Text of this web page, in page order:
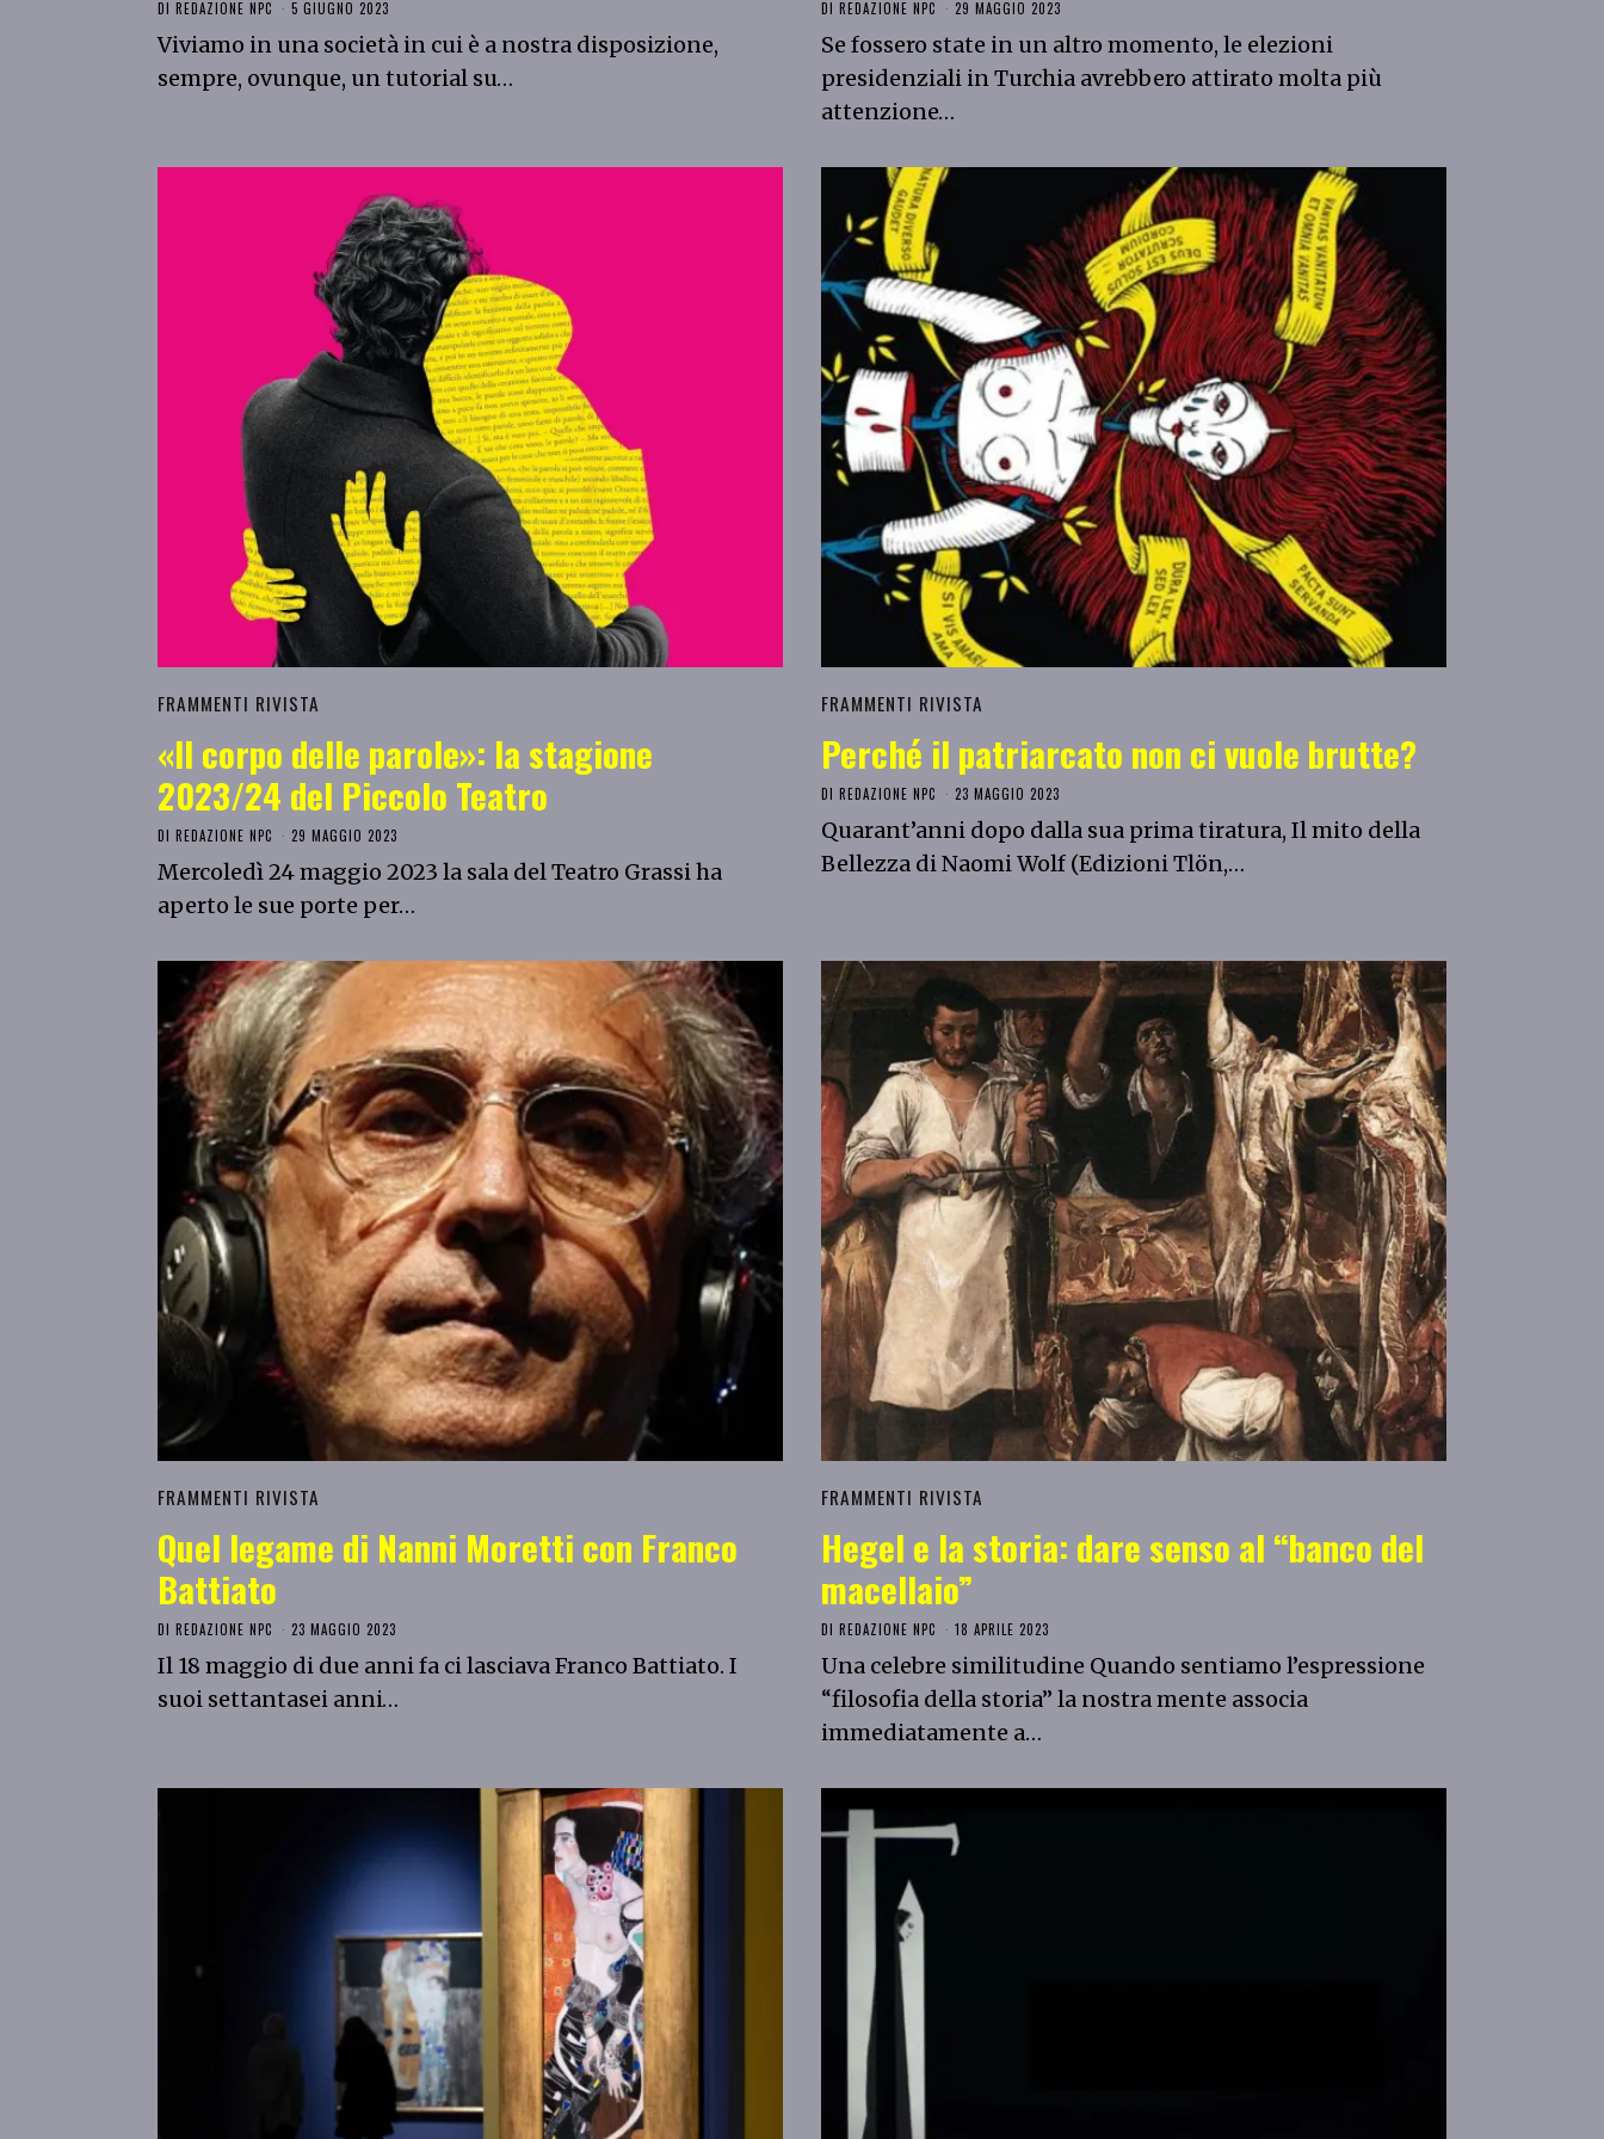
DI REDAZIONE NPC 5 GIUGNO 2023
Viviamo in una società in cui è a nostra disposizione,
sempre, ovunque, un tutorial su…
DI REDAZIONE NPC 29 MAGGIO 2023
Se fossero state in un altro momento, le elezioni
presidenziali in Turchia avrebbero attirato molta più
attenzione…
FRAMMENTI RIVISTA
«Il corpo delle parole»: la stagione
2023/24 del Piccolo Teatro
DI REDAZIONE NPC 29 MAGGIO 2023
Mercoledì 24 maggio 2023 la sala del Teatro Grassi ha
aperto le sue porte per…
FRAMMENTI RIVISTA
Perché il patriarcato non ci vuole brutte?
DI REDAZIONE NPC 23 MAGGIO 2023
Quarant’anni dopo dalla sua prima tiratura, Il mito della
Bellezza di Naomi Wolf (Edizioni Tlön,…
FRAMMENTI RIVISTA
Quel legame di Nanni Moretti con Franco
Battiato
DI REDAZIONE NPC 23 MAGGIO 2023
Il 18 maggio di due anni fa ci lasciava Franco Battiato. I
suoi settantasei anni…
FRAMMENTI RIVISTA
Hegel e la storia: dare senso al “banco del
macellaio”
DI REDAZIONE NPC 18 APRILE 2023
Una celebre similitudine Quando sentiamo l’espressione
“filosofia della storia” la nostra mente associa
immediatamente a…